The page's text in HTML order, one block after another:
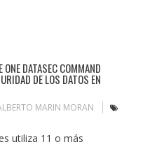
DATASEC COMMAND
DE LOS DATOS EN
MARIN MORAN
utiliza 11 o más